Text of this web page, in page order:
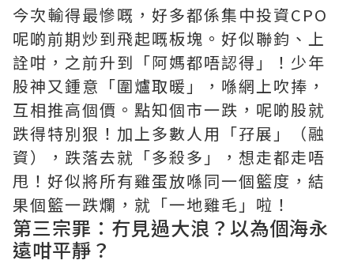
今次輸得最慘嘅，好多都係集中投資CPO
呢啲前期炒到飛起嘅板塊。好似聯鈞、上
詮咁，之前升到「阿媽都唔認得」！少年
股神又鍾意「圍爐取暖」，喺網上吹捧，
互相推高個價。點知個市一跌，呢啲股就
跌得特別狠！加上多數人用「孖展」（融
資），跌落去就「多殺多」，想走都走唔
甩！好似將所有雞蛋放喺同一個籃度，結
果個籃一跌爛，就「一地雞毛」啦！
第三宗罪：冇見過大浪？以為個海永
遠咁平靜？